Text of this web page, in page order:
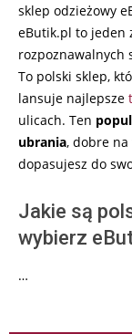
sklep odzieżowy
eButik.pl to jeden
rozpoznawalnych
To polski sklep,
lansuje najlepsze
ulicach. Ten
ubrania, dobre na
dopasujesz do
Jakie są
wybierz
…